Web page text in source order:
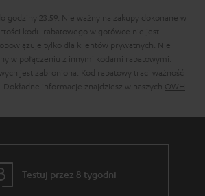
godziny 23:59. Nie ważny na zakupy dokonane w
kodu rabatowego w gotówce nie jest
tylko dla klientów prywatnych. Nie
w połączeniu z innymi kodami rabatowymi.
jest zabroniona. Kod rabatowy traci ważność
informacje znajdziesz w naszych OWH
Testuj przez 8 tygodni